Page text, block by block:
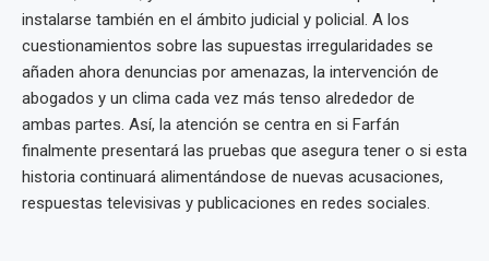
instalarse también en el ámbito judicial y policial. A los
cuestionamientos sobre las supuestas irregularidades se
añaden ahora denuncias por amenazas, la intervención de
abogados y un clima cada vez más tenso alrededor de
ambas partes. Así, la atención se centra en si Farfán
finalmente presentará las pruebas que asegura tener o si esta
historia continuará alimentándose de nuevas acusaciones,
respuestas televisivas y publicaciones en redes sociales.